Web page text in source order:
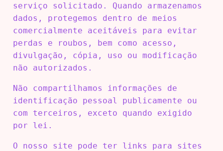
serviço solicitado. Quando armazenamos
dados, protegemos dentro de meios
comercialmente aceitáveis ​​para evitar
perdas e roubos, bem como acesso,
divulgação, cópia, uso ou modificação
não autorizados.
Não compartilhamos informações de
identificação pessoal publicamente ou
com terceiros, exceto quando exigido
por lei.
O nosso site pode ter links para sites